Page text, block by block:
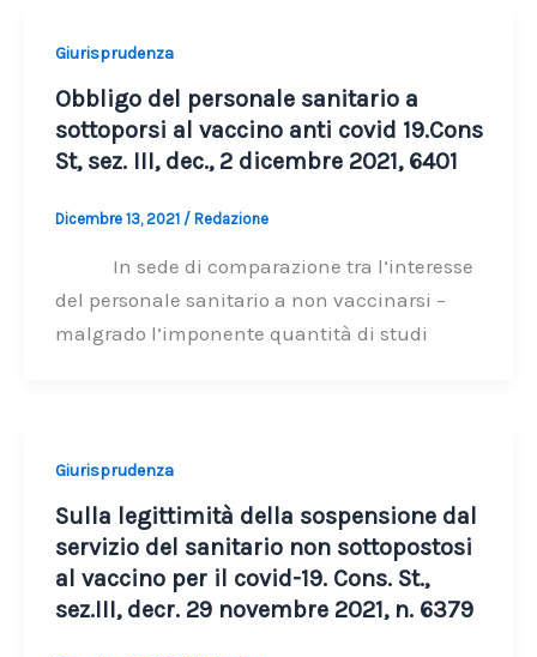
Giurisprudenza
Obbligo del personale sanitario a
sottoporsi al vaccino anti covid 19.Cons
St, sez. III, dec., 2 dicembre 2021, 6401
Dicembre 13, 2021 / Redazione
In sede di comparazione tra l’interesse
del personale sanitario a non vaccinarsi –
malgrado l’imponente quantità di studi
Giurisprudenza
Sulla legittimità della sospensione dal
servizio del sanitario non sottopostosi
al vaccino per il covid-19. Cons. St.,
sez.III, decr. 29 novembre 2021, n. 6379